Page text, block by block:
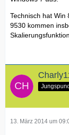
Technisch hat Win
9530 kommen
Jungspund
13. März 2014 um